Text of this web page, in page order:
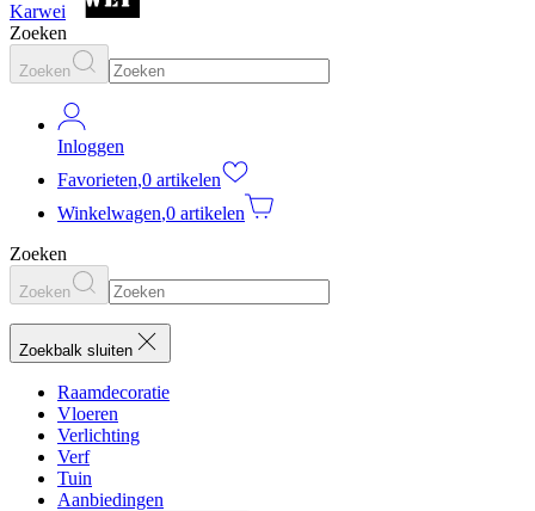
Karwei
Zoeken
Zoeken
Inloggen
Favorieten,0 artikelen
Winkelwagen,0 artikelen
Zoeken
Zoeken
Zoekbalk sluiten
Raamdecoratie
Vloeren
Verlichting
Verf
Tuin
Aanbiedingen